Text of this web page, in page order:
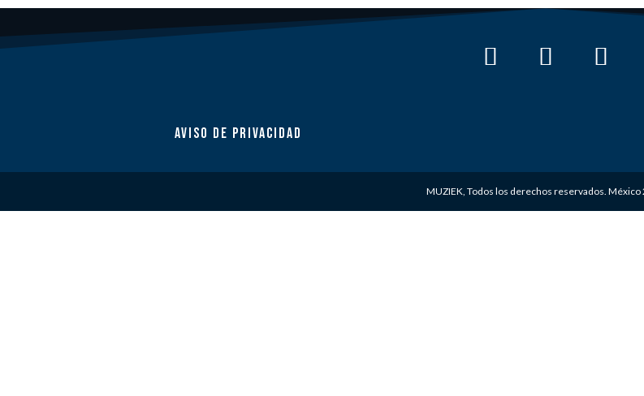
AVISO DE PRIVACIDAD
MUZIEK, Todos los derechos reservados. México